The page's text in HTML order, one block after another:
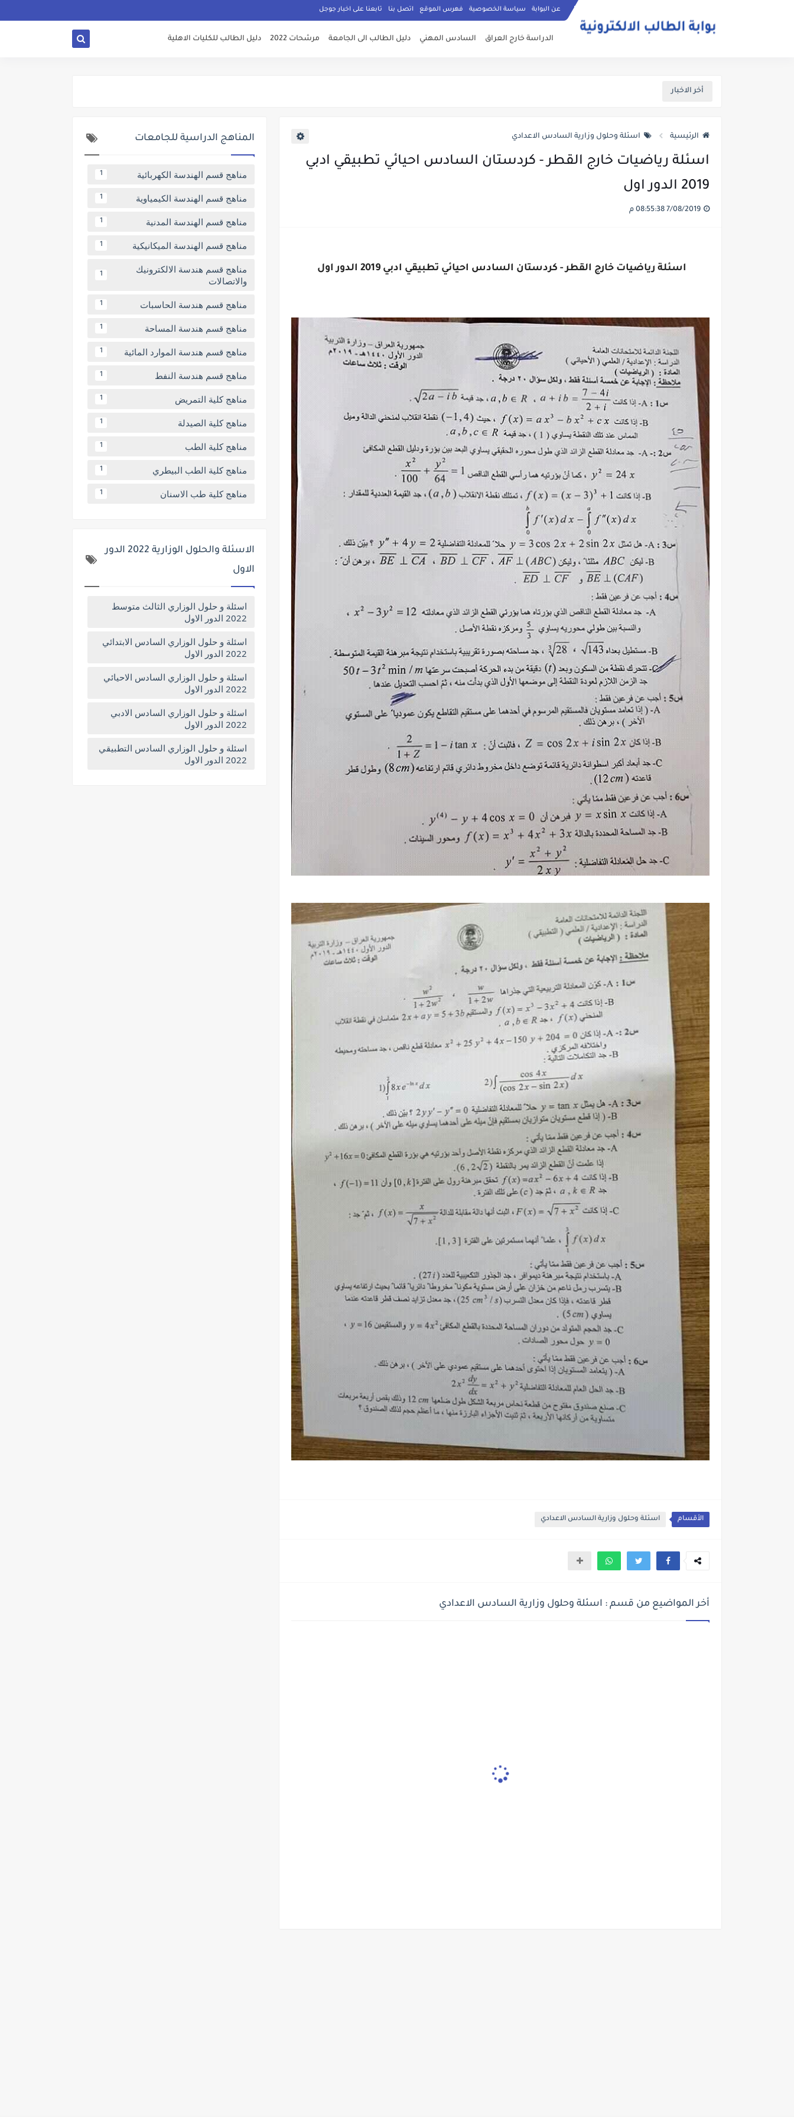
عن البوابة سياسة الخصوصية فهرس الموقع اتصل بنا تابعنا على اخبار جوجل
الدراسة خارج العراق السادس المهني دليل الطالب الى الجامعة مرشحات 2022 دليل الطالب للكليات الاهلية
أخر الاخبار
الرئيسية اسئلة وحلول وزارية السادس الاعدادي
اسئلة رياضيات خارج القطر - كردستان السادس احيائي تطبيقي ادبي
2019 الدور اول
اسئلة رياضيات خارج القطر - كردستان السادس احيائي تطبيقي ادبي 2019 الدور اول
الأقسام اسئلة وحلول وزارية السادس الاعدادي
أخر المواضيع من قسم : اسئلة وحلول وزارية السادس الاعدادي
المناهج الدراسية للجامعات
مناهج قسم الهندسة الكهربائية 1
مناهج قسم الهندسة الكيمياوية 1
مناهج قسم الهندسة المدنية 1
مناهج قسم الهندسة الميكانيكية 1
مناهج قسم هندسة الالكترونيك
والاتصالات
1
مناهج قسم هندسة الحاسبات 1
مناهج قسم هندسة المساحة 1
مناهج قسم هندسة الموارد المائية 1
مناهج قسم هندسة النفط 1
مناهج كلية التمريض 1
مناهج كلية الصيدلة 1
مناهج كلية الطب 1
مناهج كلية الطب البيطري 1
مناهج كلية طب الاسنان 1
الاسئلة والحلول الوزارية 2022 الدور
الاول
اسئلة و حلول الوزاري الثالث متوسط
2022 الدور الاول
اسئلة و حلول الوزاري السادس الابتدائي
2022 الدور الاول
اسئلة و حلول الوزاري السادس الاحيائي
2022 الدور الاول
اسئلة و حلول الوزاري السادس الادبي
2022 الدور الاول
اسئلة و حلول الوزاري السادس التطبيقي
2022 الدور الاول